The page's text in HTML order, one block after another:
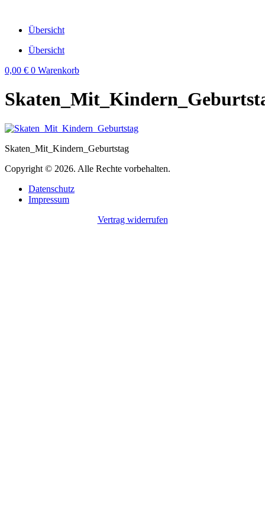
wechselnÜbersicht
Übersicht
0,00 € 0 Warenkorb
Skaten_Mit_Kindern_Geburtstag
Copyright © 2026. Alle Rechte vorbehalten.
Datenschutz
Impressum
Vertrag widerrufen